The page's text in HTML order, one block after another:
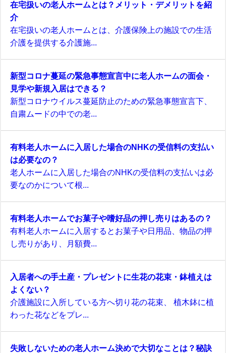
在宅扱いの老人ホームとは？メリット・デメリットを紹
介
在宅扱いの老人ホームとは、介護保険上の施設での生活
介護を提供する介護施...
新型コロナ蔓延の緊急事態宣言中に老人ホームの面会・
見学や新規入居はできる？
新型コロナウイルス蔓延防止のための緊急事態宣言下、
自粛ムードの中での老...
有料老人ホームに入居した場合のNHKの受信料の支払い
は必要なの？
老人ホームに入居した場合のNHKの受信料の支払いは必
要なのかについて根...
有料老人ホームでお菓子や嗜好品の押し売りはあるの？
有料老人ホームに入居するとお菓子や日用品、物品の押
し売りがあり、月額費...
入居者への手土産・プレゼントに生花の花束・鉢植えは
よくない？
介護施設に入所している方へ切り花の花束、 植木鉢に植
わった花などをプレ...
失敗しないための老人ホーム決めで大切なことは？秘訣